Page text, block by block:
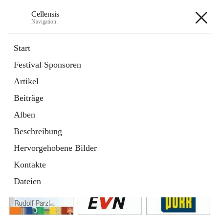
Cellensis
Navigation
Start
Festival Sponsoren
Artikel
Beiträge
Alben
Beschreibung
Hervorgehobene Bilder
Kontakte
Dateien
Festival Sponsoren